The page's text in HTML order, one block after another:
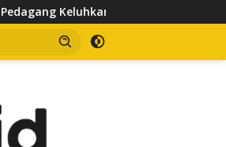
Pasar Pagi Samarinda, Minta